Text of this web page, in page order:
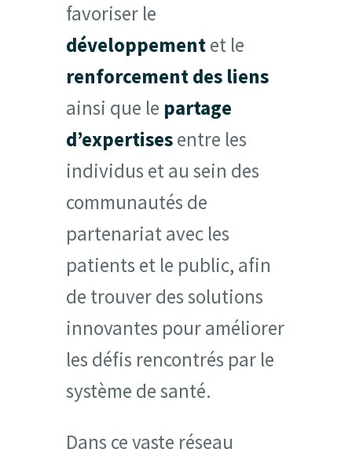
Collaborations
Ressources
Infolettre
Contactez-nous
English
favoriser le
développementet le
renforcement des liens
ainsi que le partage
d’expertisesentre les
individus et au sein des
communautés de
partenariat avec les
patients et le public, afin
de trouver des solutions
innovantes pour améliorer
les défis rencontrés par le
système de santé.
Dans ce vaste réseau